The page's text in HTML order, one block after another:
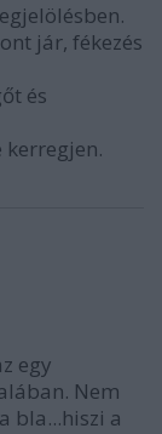
jár, fékezés
és
kerregjen.
egy
Nem
bla...hiszi a